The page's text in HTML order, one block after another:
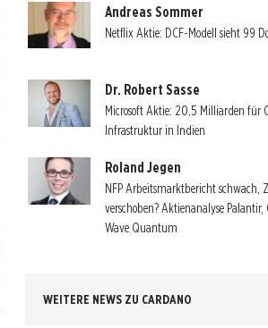
Andreas Sommer
Netflix Aktie: DCF-Modell sieht 99
Dr. Robert Sasse
Microsoft Aktie: 20,5 Milliarden für
Infrastruktur in Indien
Roland Jegen
NFP Arbeitsmarktbericht schwach,
verschoben? Aktienanalyse
Wave Quantum
WEITERE NEWS ZU CARDANO